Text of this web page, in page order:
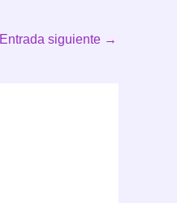
Entrada siguiente →